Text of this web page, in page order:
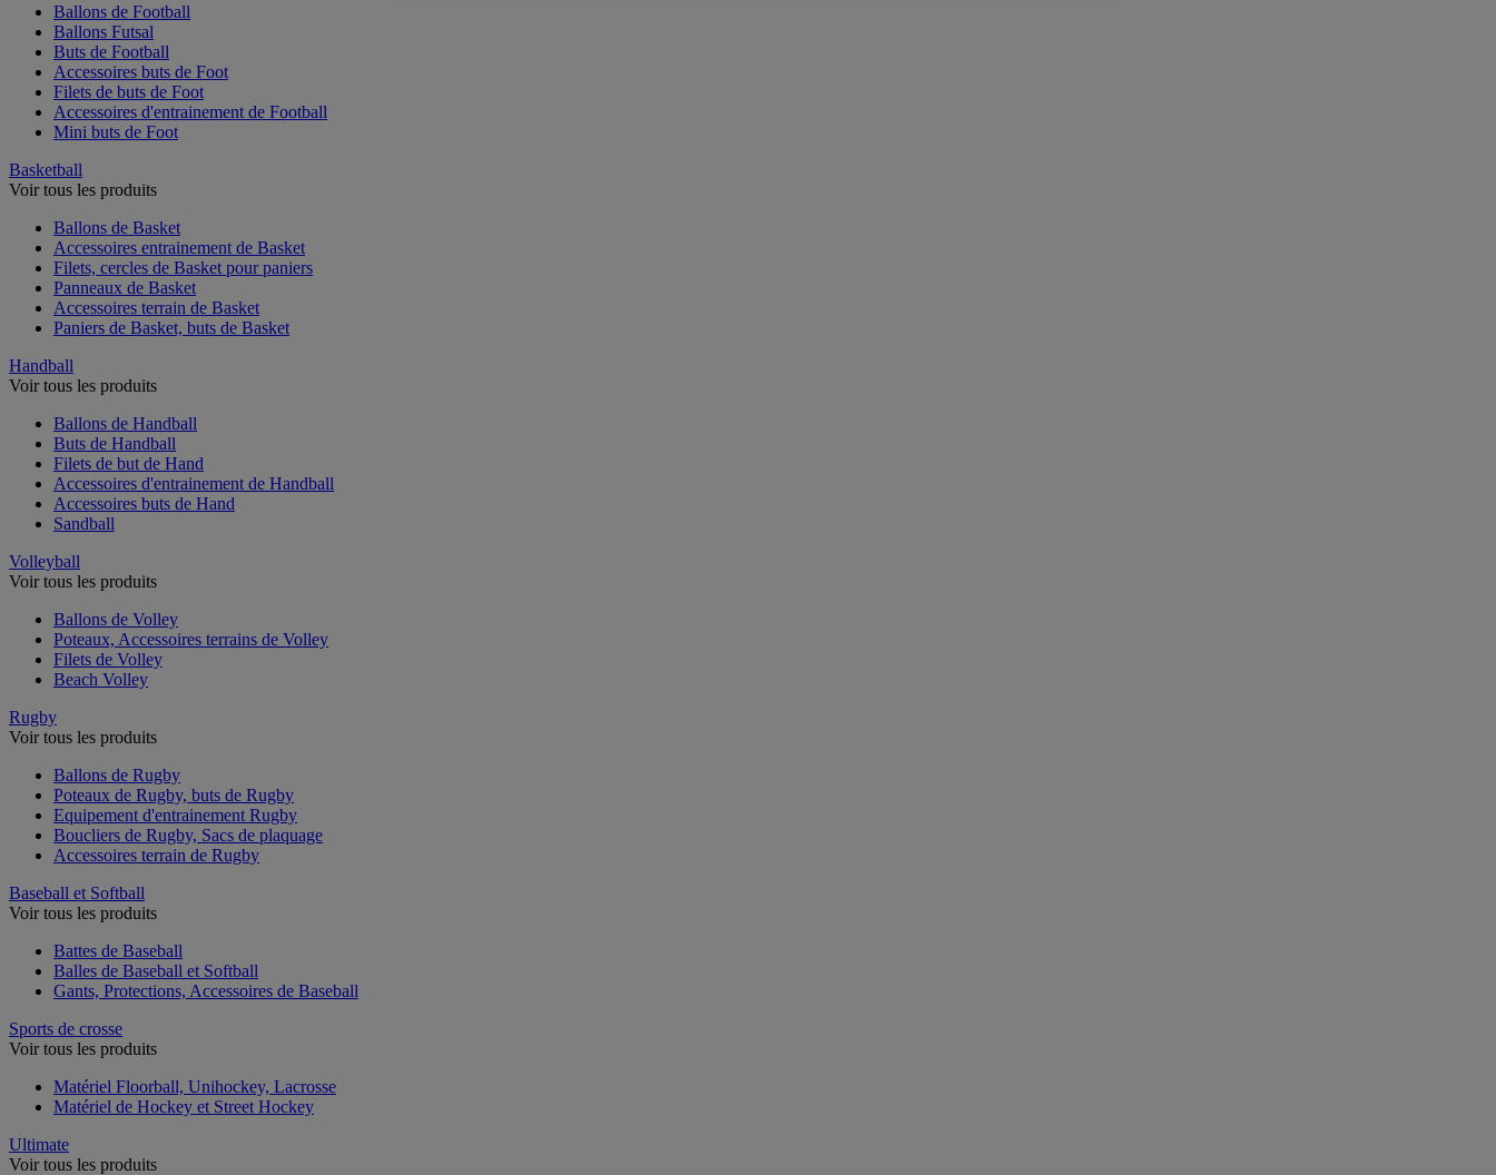
Ballons de Football
Ballons Futsal
Buts de Football
Accessoires buts de Foot
Filets de buts de Foot
Accessoires d'entrainement de Football
Mini buts de Foot
Basketball
Voir tous les produits
Ballons de Basket
Accessoires entrainement de Basket
Filets, cercles de Basket pour paniers
Panneaux de Basket
Accessoires terrain de Basket
Paniers de Basket, buts de Basket
Handball
Voir tous les produits
Ballons de Handball
Buts de Handball
Filets de but de Hand
Accessoires d'entrainement de Handball
Accessoires buts de Hand
Sandball
Volleyball
Voir tous les produits
Ballons de Volley
Poteaux, Accessoires terrains de Volley
Filets de Volley
Beach Volley
Rugby
Voir tous les produits
Ballons de Rugby
Poteaux de Rugby, buts de Rugby
Equipement d'entrainement Rugby
Boucliers de Rugby, Sacs de plaquage
Accessoires terrain de Rugby
Baseball et Softball
Voir tous les produits
Battes de Baseball
Balles de Baseball et Softball
Gants, Protections, Accessoires de Baseball
Sports de crosse
Voir tous les produits
Matériel Floorball, Unihockey, Lacrosse
Matériel de Hockey et Street Hockey
Ultimate
Voir tous les produits